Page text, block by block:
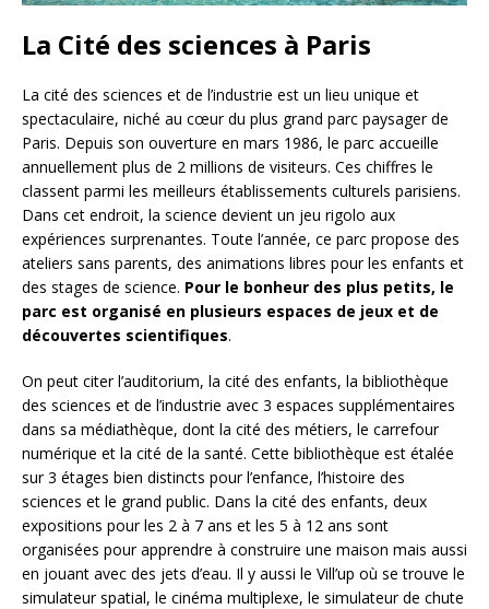
La Cité des sciences à Paris
La cité des sciences et de l’industrie est un lieu unique et
spectaculaire, niché au cœur du plus grand parc paysager de
Paris. Depuis son ouverture en mars 1986, le parc accueille
annuellement plus de 2 millions de visiteurs. Ces chiffres le
classent parmi les meilleurs établissements culturels parisiens.
Dans cet endroit, la science devient un jeu rigolo aux
expériences surprenantes. Toute l’année, ce parc propose des
ateliers sans parents, des animations libres pour les enfants et
des stages de science. Pour le bonheur des plus petits, le
parc est organisé en plusieurs espaces de jeux et de
découvertes scientifiques.
On peut citer l’auditorium, la cité des enfants, la bibliothèque
des sciences et de l’industrie avec 3 espaces supplémentaires
dans sa médiathèque, dont la cité des métiers, le carrefour
numérique et la cité de la santé. Cette bibliothèque est étalée
sur 3 étages bien distincts pour l’enfance, l’histoire des
sciences et le grand public. Dans la cité des enfants, deux
expositions pour les 2 à 7 ans et les 5 à 12 ans sont
organisées pour apprendre à construire une maison mais aussi
en jouant avec des jets d’eau. Il y aussi le Vill’up où se trouve le
simulateur spatial, le cinéma multiplexe, le simulateur de chute